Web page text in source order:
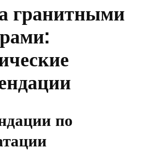
гранитными
по